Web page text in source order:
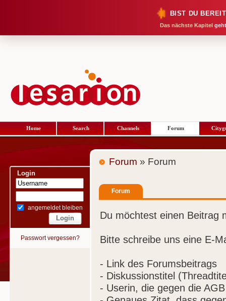
BIST DU
Das nächste Kapitel
Home Search Channels Forum
Login
angemeldet bleiben
Passwort vergessen?
Forum » Forum
Forum
Du möchtest einen Beitrag
Bitte schreibe uns eine E-
- Link des Forumsbeitrags
- Diskussionstitel
- Userin, die gegen die